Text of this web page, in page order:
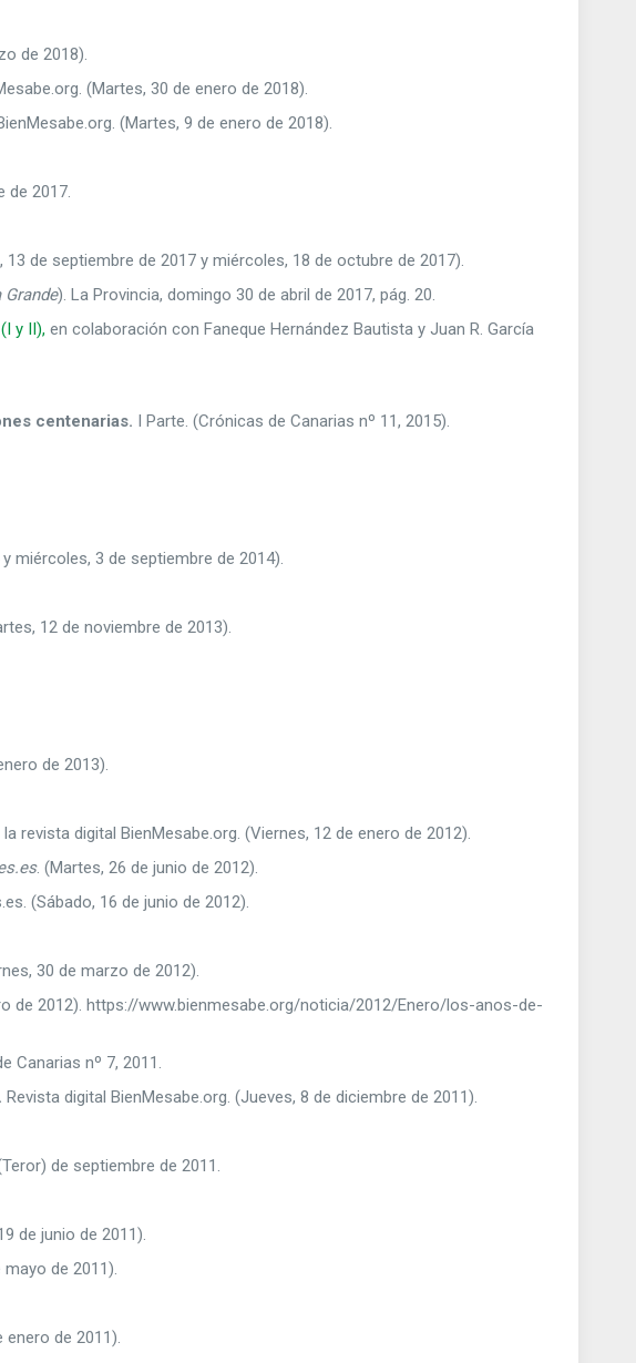
de 2018).
(Martes, 30 de enero de 2018).
(Martes, 9 de enero de 2018).
de 2017.
13 de septiembre de 2017 y miércoles, 18 de octubre de 2017).
). La Provincia, domingo 30 de abril de 2017, pág. 20.
y II), en colaboración con Faneque Hernández Bautista y Juan R. García
centenarias. I Parte. (Crónicas de Canarias nº 11, 2015).
miércoles, 3 de septiembre de 2014).
12 de noviembre de 2013).
de 2013).
revista digital BienMesabe.org. (Viernes, 12 de enero de 2012).
. (Martes, 26 de junio de 2012).
(Sábado, 16 de junio de 2012).
30 de marzo de 2012).
de 2012). https://www.bienmesabe.org/noticia/2012/Enero/los-anos-de-
Canarias nº 7, 2011.
Revista digital BienMesabe.org. (Jueves, 8 de diciembre de 2011).
de septiembre de 2011.
de junio de 2011).
mayo de 2011).
enero de 2011).